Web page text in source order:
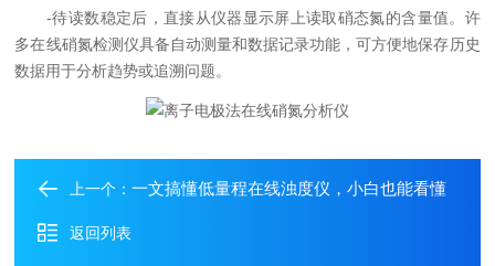
-待读数稳定后，直接从仪器显示屏上读取硝态氮的含量值。许
多在线硝氮检测仪具备自动测量和数据记录功能，可方便地保存历史
数据用于分析趋势或追溯问题。
上一个：一文搞懂低量程在线浊度仪，小白也能看懂
返回列表